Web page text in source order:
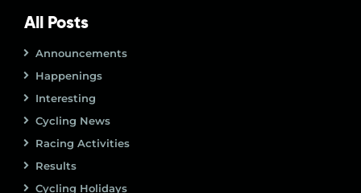
All Posts
Announcements
Happenings
Interesting
Cycling News
Racing Activities
Results
Cycling Holidays